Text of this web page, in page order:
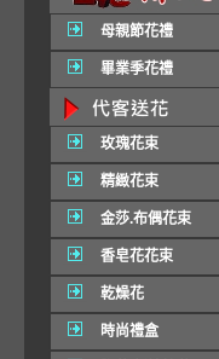
母親節花禮
畢業季花禮
玫瑰花束
精緻花束
金莎.布偶花束
香皂花花束
乾燥花
時尚禮盒